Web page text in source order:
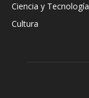
Ciencia y Tecnología
Cultura